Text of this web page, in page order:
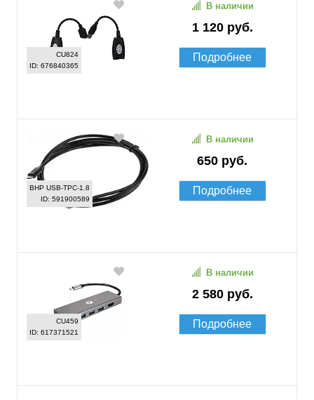
CU824
ID: 676840365
1 120 руб.
В наличии
Подробнее
BHP USB-TPC-1.8
ID: 591900589
650 руб.
В наличии
Подробнее
CU459
ID: 617371521
2 580 руб.
В наличии
Подробнее